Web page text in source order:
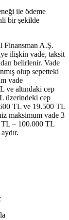
ile ödeme
bir şekilde
Finansman A.Ş.
ilişkin vade, taksit
belirlenir. Vade
olup sepetteki
vade
ve altındaki cep
üzerindeki cep
TL ve 19.500 TL
maksimum vade 3
TL – 100.000 TL